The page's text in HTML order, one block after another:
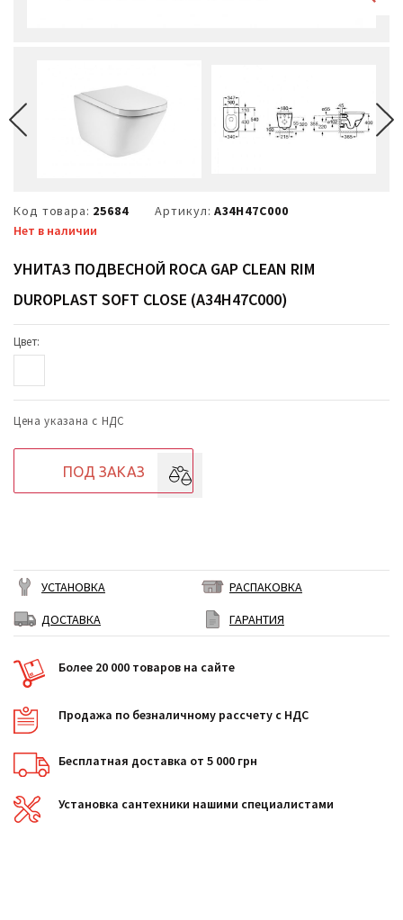
Код товара: 25684 Артикул: A34H47C000
Нет в наличии
УНИТАЗ ПОДВЕСНОЙ ROCA GAP CLEAN RIM
DUROPLAST SOFT CLOSE (A34H47C000)
Цвет:
Цена указана с НДС
ПОД ЗАКАЗ
УСТАНОВКА
РАСПАКОВКА
ДОСТАВКА
ГАРАНТИЯ
Более 20 000 товаров на сайте
Продажа по безналичному рассчету с НДС
Бесплатная доставка от 5 000 грн
Установка сантехники нашими специалистами